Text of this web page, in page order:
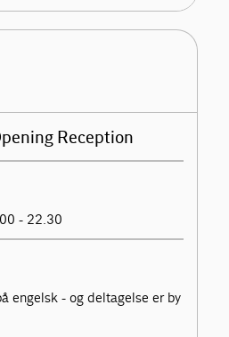
Reception
- 22.30
engelsk - og deltagelse er by